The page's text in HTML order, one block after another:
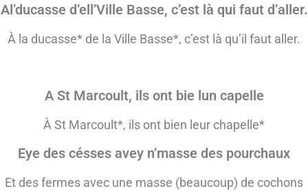
Al’ducasse d’ell’Ville Basse, c’est là qui faut d’aller.
À la ducasse* de la Ville Basse*, c’est là qu’il faut aller.
A St Marcoult, ils ont bie lun capelle
À St Marcoult*, ils ont bien leur chapelle*
Eye des césses avey n’masse des pourchaux
Et des fermes avec une masse (beaucoup) de cochons